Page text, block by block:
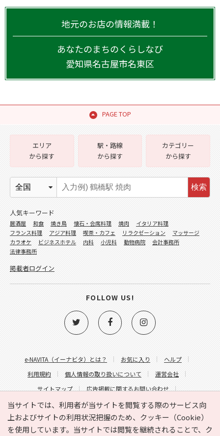
地元のお店の情報満載！
あなたのまちのくらしなび
愛知県名古屋市名東区
PAGE TOP
当サイトでは、利用者が当サイトを閲覧する際のサービス向
上およびサイトの利用状況把握のため、クッキー（Cookie）
を使用しています。当サイトでは閲覧を継続されることで、ク
e-NAVITA（イーナビタ）とは？ お気に入り
ヘルプ
利用規約
個人情報の取り扱いについて
運営会社
サイトマップ
広告掲載に関するお問い合わせ
サイトの内容に関するお問い合わせ
エリア
から探す
駅・路線
から探す
カテゴリー
から探す
検索
人気キーワード
居酒屋 和食 焼き鳥 懐石・会席料理 焼肉
イタリア料理
フランス料理
アジア料理 喫茶・カフェ リラクゼーション
マッサージ
カラオケ
ビジネスホテル 内科 小児科 動物病院
会計事務所
法律事務所
掲載者ログイン
FOLLOW US!